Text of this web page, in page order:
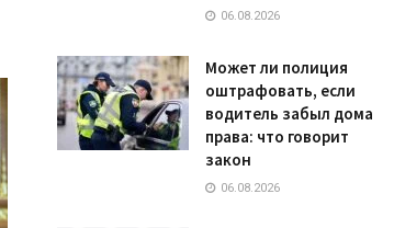
06.08.2026
Может ли полиция
оштрафовать, если
водитель забыл дома
права: что говорит
закон
06.08.2026